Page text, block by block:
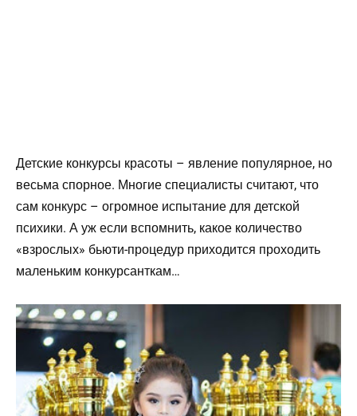
Детские конкурсы красоты – явление популярное, но
весьма спорное. Многие специалисты считают, что
сам конкурс – огромное испытание для детской
психики. А уж если вспомнить, какое количество
«взрослых» бьюти-процедур приходится проходить
маленьким конкурсанткам…